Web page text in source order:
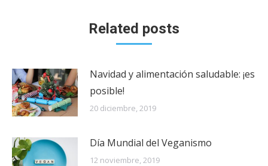
Related posts
Navidad y alimentación saludable: ¡es
posible!
20 diciembre, 2019
Día Mundial del Veganismo
12 noviembre, 2019